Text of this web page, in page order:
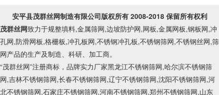
安平县茂群丝网制造有限公司版权所有 2008-2018 保留所有权利
茂群丝网致力于规整填料,金属筛网,边坡防护网,网板,金属网板,钢板网,冲
孔网,防滑网板,格栅板,冲孔板网,不锈钢冲孔板,不锈钢筛网,不锈钢丝网,筛
网产品的生产及制造、科研、加工商。
“茂群丝网”注册商标，品牌实力厂家黑龙江不锈钢筛网,哈尔滨不锈钢筛
网,吉林不锈钢筛网,长春不锈钢筛网,辽宁不锈钢筛网,沈阳不锈钢筛网,河
北不锈钢筛网,石家庄不锈钢筛网,河南不锈钢筛网,郑州不锈钢筛网,山东